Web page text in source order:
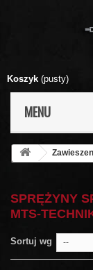
Koszyk (pusty)
MENU
SPRĘŻYNY
MTS-
Sortuj wg --